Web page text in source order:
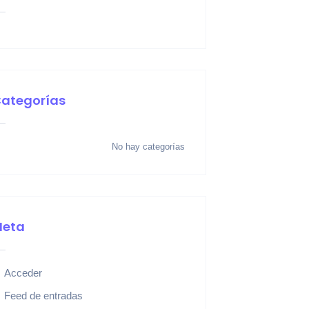
No hay categorías
Acceder
Feed de entradas